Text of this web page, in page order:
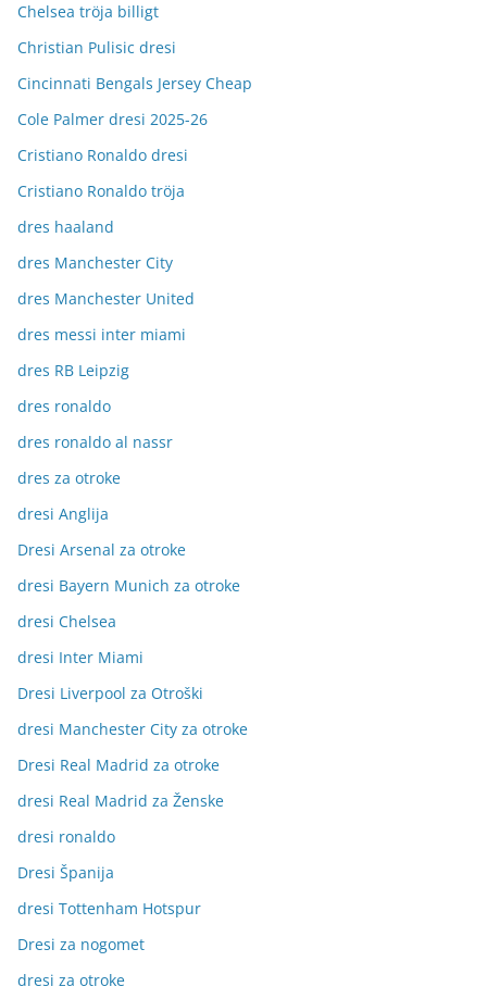
Chelsea tröja billigt
Christian Pulisic dresi
Cincinnati Bengals Jersey Cheap
Cole Palmer dresi 2025-26
Cristiano Ronaldo dresi
Cristiano Ronaldo tröja
dres haaland
dres Manchester City
dres Manchester United
dres messi inter miami
dres RB Leipzig
dres ronaldo
dres ronaldo al nassr
dres za otroke
dresi Anglija
Dresi Arsenal za otroke
dresi Bayern Munich za otroke
dresi Chelsea
dresi Inter Miami
Dresi Liverpool za Otroški
dresi Manchester City za otroke
Dresi Real Madrid za otroke
dresi Real Madrid za Ženske
dresi ronaldo
Dresi Španija
dresi Tottenham Hotspur
Dresi za nogomet
dresi za otroke